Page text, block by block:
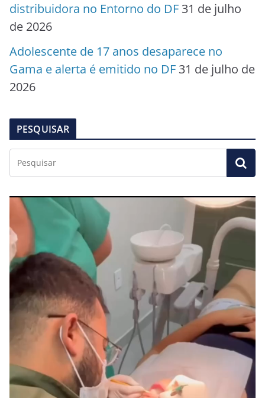
distribuidora no Entorno do DF 31 de julho
de 2026
Adolescente de 17 anos desaparece no
Gama e alerta é emitido no DF 31 de julho de
2026
PESQUISAR